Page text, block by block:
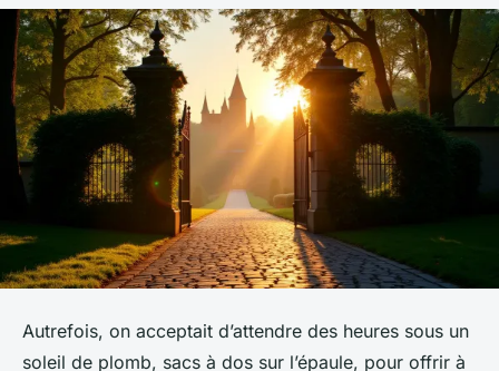
Autrefois, on acceptait d’attendre des heures sous un
soleil de plomb, sacs à dos sur l’épaule, pour offrir à